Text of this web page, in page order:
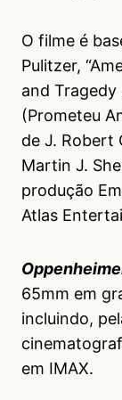
O filme é
Pulitzer,
and Tragedy
(Prometeu
de J. Robert
Martin J.
produção
Atlas
65mm em
incluindo,
em IMAX.